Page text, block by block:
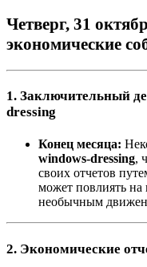
Четверг, 31
экономические
1. Заключительный
dressing
Конец месяца:
windows-dressing,
своих отчетов
может повлиять на
необычным
2. Экономические